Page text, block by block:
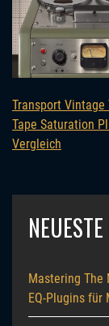
Transport Vintage
Tape Saturation
Vergleich
Mastering The
EQ-Plugins für